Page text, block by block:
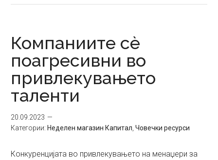
Компаниите сè
поагресивни во
привлекувањето
таленти
20.09.2023
Категории: Неделен магазин Капитал ,Човечки ресурси
Конкуренцијата во привлекувањето на менаџери за